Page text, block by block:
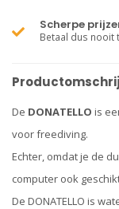
Scherpe
Betaal dus nooit
De DONATELLO is
voor freediving.
Echter, omdat je de
computer ook
De DONATELLO is